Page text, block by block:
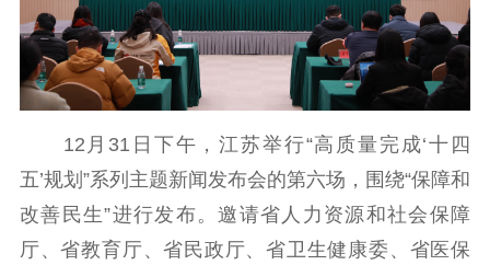
12月31日下午，江苏举行“高质量完成‘十四
五’规划”系列主题新闻发布会的第六场，围绕“保障和
改善民生”进行发布。邀请省人力资源和社会保障
厅、省教育厅、省民政厅、省卫生健康委、省医保